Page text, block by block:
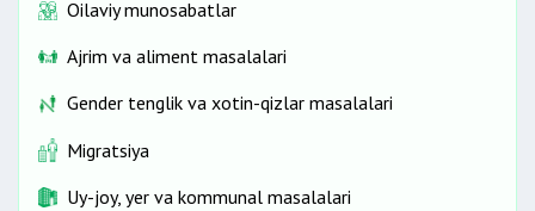
Oilaviy munosabatlar
Ajrim va aliment masalalari
Gender tenglik va xotin-qizlar masalalari
Migratsiya
Uy-joy, yer va kommunal masalalari